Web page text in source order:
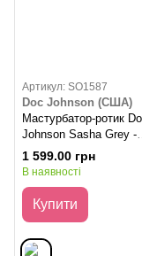
Артикул: SO1587
Doc Johnson (США)
Мастурбатор-ротик
Johnson Sasha Grey -
Ultraskyn Deep Throat
Pal
1 599.00 грн
В наявності
Купити